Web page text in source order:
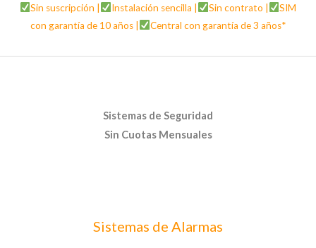
Sin suscripción | Instalación sencilla | Sin contrato |
SIM
con garantía de 10 años |
Central con garantía de 3 años*
Sistemas de Seguridad
Sin Cuotas Mensuales
Sistemas de Alarmas